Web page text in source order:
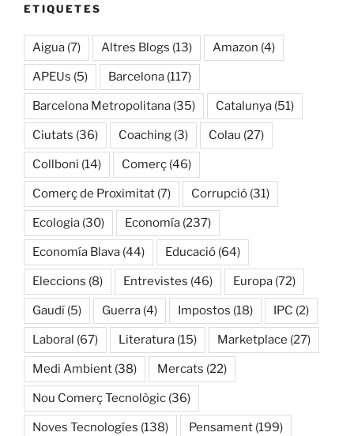
ETIQUETES
Aigua (7) Altres Blogs (13) Amazon (4)
APEUs (5) Barcelona (117)
Barcelona Metropolitana (35) Catalunya (51)
Ciutats (36) Coaching (3) Colau (27)
Collboni (14) Comerç (46)
Comerç de Proximitat (7) Corrupció (31)
Ecologia (30) Economía (237)
Economía Blava (44) Educació (64)
Eleccions (8) Entrevistes (46) Europa (72)
Gaudí (5) Guerra (4) Impostos (18) IPC (2)
Laboral (67) Literatura (15) Marketplace (27)
Medi Ambient (38) Mercats (22)
Nou Comerç Tecnològic (36)
Noves Tecnologíes (138) Pensament (199)